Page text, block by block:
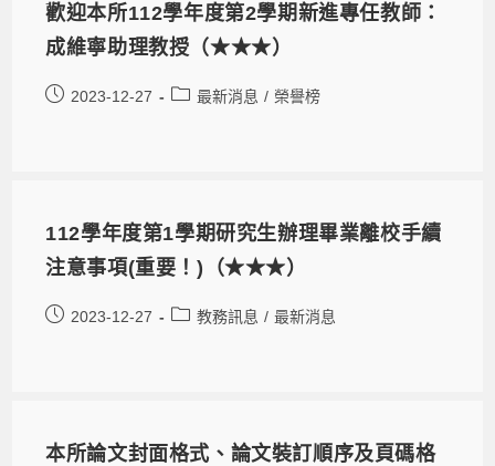
歡迎本所112學年度第2學期新進專任教師：
成維寧助理教授（★★★）
2023-12-27 最新消息 / 榮譽榜
112學年度第1學期研究生辦理畢業離校手續
注意事項(重要！)（★★★）
2023-12-27 教務訊息 / 最新消息
本所論文封面格式、論文裝訂順序及頁碼格